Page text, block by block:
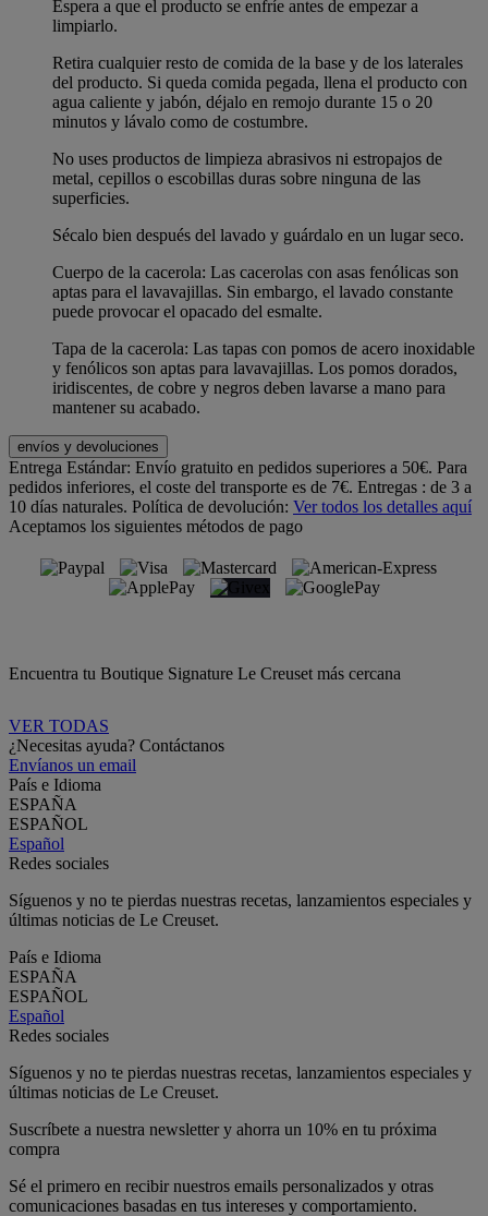
Espera a que el producto se enfríe antes de empezar a
limpiarlo.
Retira cualquier resto de comida de la base y de los laterales
del producto. Si queda comida pegada, llena el producto con
agua caliente y jabón, déjalo en remojo durante 15 o 20
minutos y lávalo como de costumbre.
No uses productos de limpieza abrasivos ni estropajos de
metal, cepillos o escobillas duras sobre ninguna de las
superficies.
Sécalo bien después del lavado y guárdalo en un lugar seco.
Cuerpo de la cacerola: Las cacerolas con asas fenólicas son
aptas para el lavavajillas. Sin embargo, el lavado constante
puede provocar el opacado del esmalte.
Tapa de la cacerola: Las tapas con pomos de acero inoxidable
y fenólicos son aptas para lavavajillas. Los pomos dorados,
iridiscentes, de cobre y negros deben lavarse a mano para
mantener su acabado.
envíos y devoluciones
Entrega Estándar: Envío gratuito en pedidos superiores a 50€. Para
pedidos inferiores, el coste del transporte es de 7€. Entregas : de 3 a
10 días naturales. Política de devolución: Ver todos los detalles aquí
Aceptamos los siguientes métodos de pago
Encuentra tu Boutique Signature Le Creuset más cercana
VER TODAS
¿Necesitas ayuda? Contáctanos
Envíanos un email
País e Idioma
ESPAÑA
ESPAÑOL
Español
Redes sociales
Síguenos y no te pierdas nuestras recetas, lanzamientos especiales y
últimas noticias de Le Creuset.
País e Idioma
ESPAÑA
ESPAÑOL
Español
Redes sociales
Síguenos y no te pierdas nuestras recetas, lanzamientos especiales y
últimas noticias de Le Creuset.
Suscríbete a nuestra newsletter y ahorra un 10% en tu próxima
compra
Sé el primero en recibir nuestros emails personalizados y otras
comunicaciones basadas en tus intereses y comportamiento.